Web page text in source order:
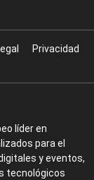
Privacidad
líder en
para el
y eventos,
tecnológicos